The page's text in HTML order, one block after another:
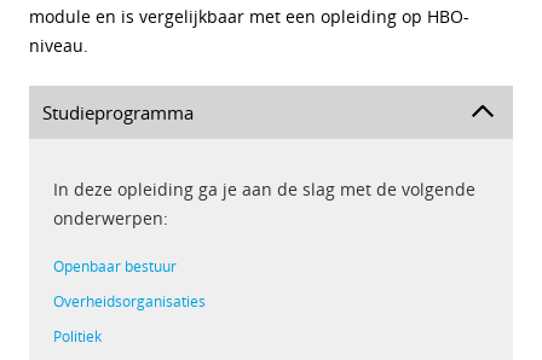
module en is vergelijkbaar met een opleiding op HBO-
niveau.
Studieprogramma
In deze opleiding ga je aan de slag met de volgende
onderwerpen:
Openbaar bestuur
Overheidsorganisaties
Politiek